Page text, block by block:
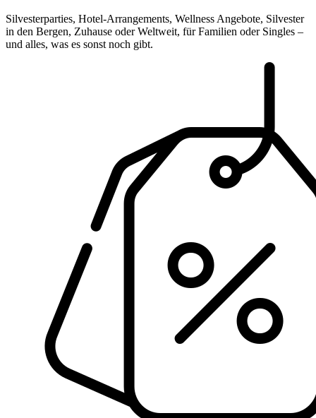
Silvesterparties, Hotel-Arrangements, Wellness Angebote, Silvester
in den Bergen, Zuhause oder Weltweit, für Familien oder Singles –
und alles, was es sonst noch gibt.